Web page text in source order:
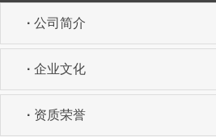
· 公司简介
· 企业文化
· 资质荣誉